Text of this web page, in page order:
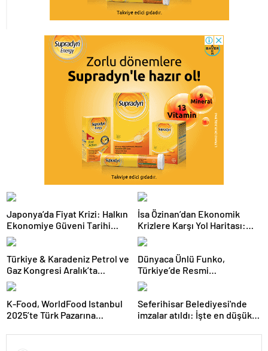
Japonya’da Fiyat Krizi: Halkın
Ekonomiye Güveni Tarihi
Dipte
İsa Özinan’dan Ekonomik
Krizlere Karşı Yol Haritası:
Şirketler Neyi Doğru Yapmalı?
Türkiye & Karadeniz Petrol ve
Gaz Kongresi Aralık’ta
Ankara’da
Dünyaca Ünlü Funko,
Türkiye’de Resmi
Distribütörü Olarak Monkey
Distribution’ı Seçti
K-Food, WorldFood Istanbul
2025’te Türk Pazarına
Seferihisar Belediyesi'nde
imzalar atıldı: İşte en düşük